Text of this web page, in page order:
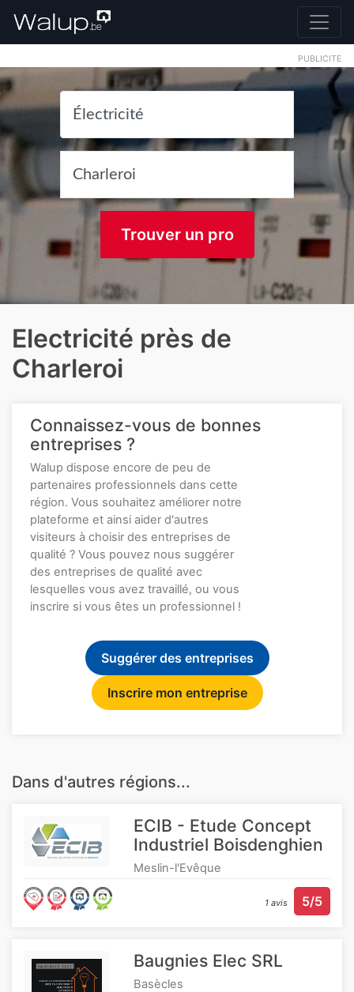
PUBLICITE
Trouver un pro
Electricité près de
Charleroi
Connaissez-vous de bonnes
entreprises ?
Walup dispose encore de peu de
partenaires professionnels dans cette
région. Vous souhaitez améliorer notre
plateforme et ainsi aider d'autres
visiteurs à choisir des entreprises de
qualité ? Vous pouvez nous suggérer
des entreprises de qualité avec
lesquelles vous avez travaillé, ou vous
inscrire si vous êtes un professionnel !
Suggérer des entreprises
Inscrire mon entreprise
Dans d'autres régions...
ECIB - Etude Concept
Industriel Boisdenghien
Meslin-l'Evêque
1 avis 5/5
Baugnies Elec SRL
Basècles